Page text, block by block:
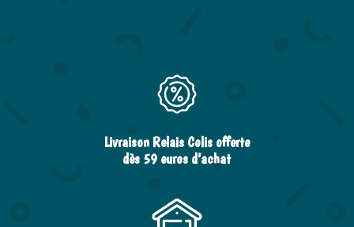
Livraison Relais Colis offerte
dès 59 euros d’achat